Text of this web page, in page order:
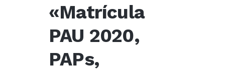
«Matrícula
PAU 2020,
PAPs,